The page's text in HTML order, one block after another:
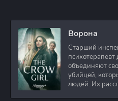
Ворона
Старший
объединяют
убийцей,
людей. Их